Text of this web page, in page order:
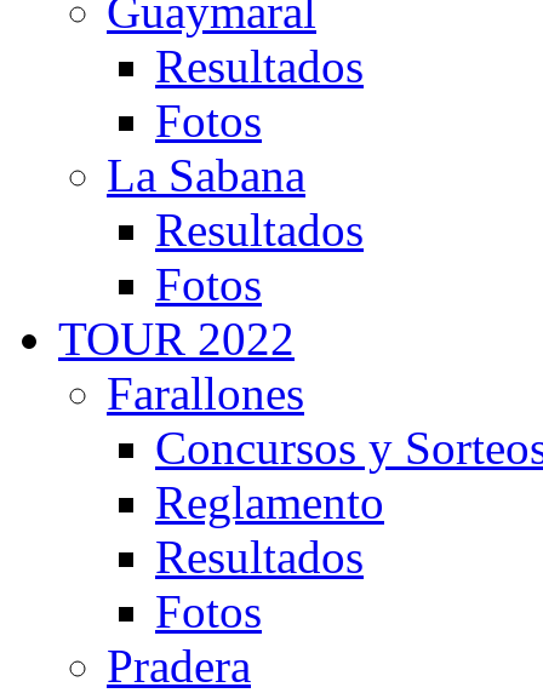
Guaymaral
Resultados
Fotos
La Sabana
Resultados
Fotos
TOUR 2022
Farallones
Concursos y
Reglamento
Resultados
Fotos
Pradera